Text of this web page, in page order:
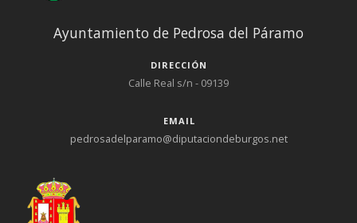
Ayuntamiento de Pedrosa del Páramo
DIRECCIÓN
Calle Real s/n - 09139
EMAIL
pedrosadelparamo@diputaciondeburgos.net